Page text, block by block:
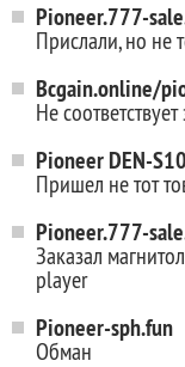
Pioneer.777-
Прислали, но не
Bcgain.online/
Не
Pioneer DEN-
Пришел не тот
Pioneer.777-
Заказал
player
Pioneer-sph.fun
Обман